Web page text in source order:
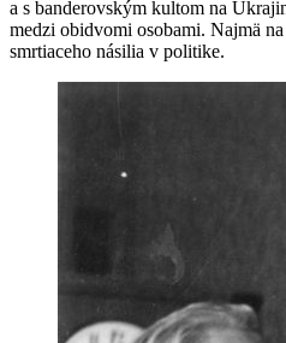
a s banderovským kultom na
medzi obidvomi osobami. Najmä
smrtiaceho násilia v politike.